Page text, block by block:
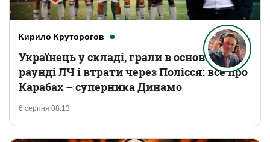
Кирило Круторогов
6 серпня 08:13
Українець у складі, грали в основному
раунді ЛЧ і втрати через Полісся: все про
Карабах – суперника Динамо